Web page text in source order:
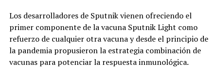
Los desarrolladores de Sputnik vienen ofreciendo el
primer componente de la vacuna Sputnik Light como
refuerzo de cualquier otra vacuna y desde el principio de
la pandemia propusieron la estrategia combinación de
vacunas para potenciar la respuesta inmunológica.